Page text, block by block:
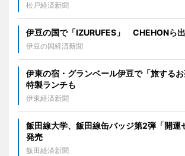
松戸経済新聞
伊豆の国で「IZURUFES」 CHEHONら
伊豆の国経済新聞
伊東の宿・グランベール伊豆で「旅する
特製ランチも
伊東経済新聞
飯田線大学、飯田線缶バッジ第2弾「開運
発売
飯田経済新聞